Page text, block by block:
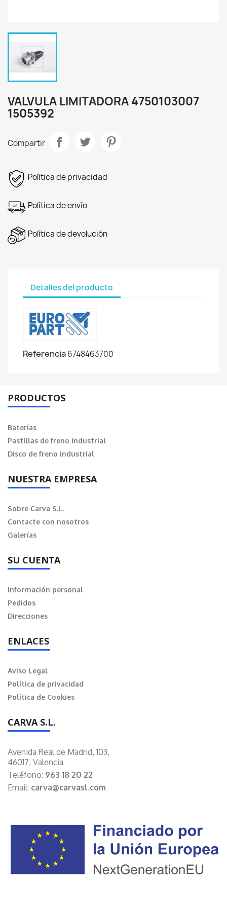
VALVULA LIMITADORA 4750103007
1505392
Compartir
Política de privacidad
Política de envío
Política de devolución
Detalles del producto
Referencia6748463700
PRODUCTOS
Baterías
Pastillas de freno industrial
Disco de freno industrial
NUESTRA EMPRESA
Sobre Carva S.L.
Contacte con nosotros
Galerías
SU CUENTA
Información personal
Pedidos
Direcciones
ENLACES
Aviso Legal
Política de privacidad
Política de Cookies
CARVA S.L.
Avenida Real de Madrid, 103,
46017, Valencia
Teléfono: 963 18 20 22
Email: carva@carvasl.com